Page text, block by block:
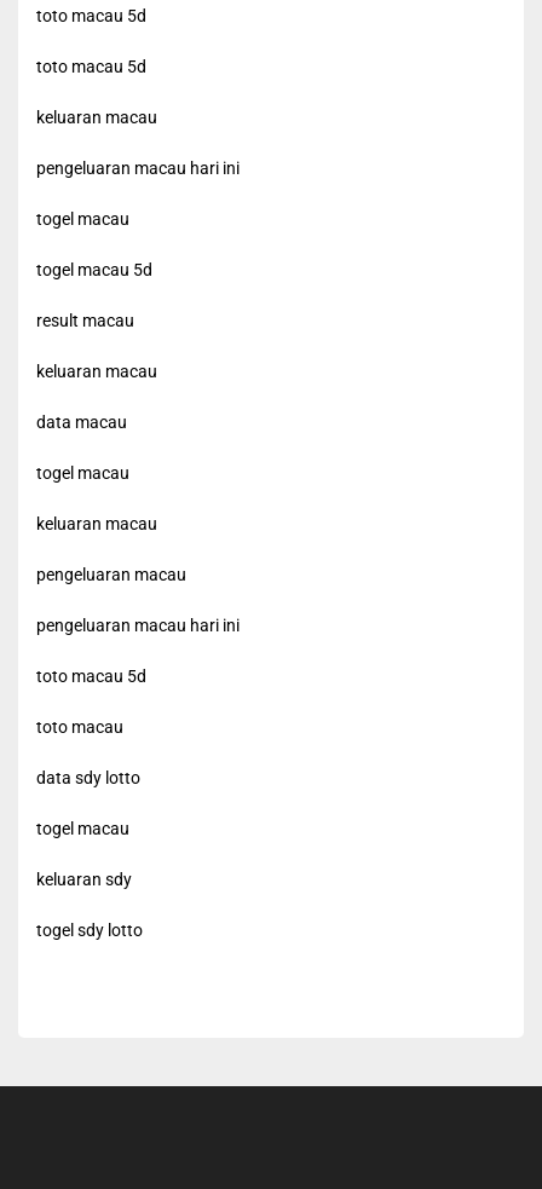
toto macau 5d
toto macau 5d
keluaran macau
pengeluaran macau hari ini
togel macau
togel macau 5d
result macau
keluaran macau
data macau
togel macau
keluaran macau
pengeluaran macau
pengeluaran macau hari ini
toto macau 5d
toto macau
data sdy lotto
togel macau
keluaran sdy
togel sdy lotto